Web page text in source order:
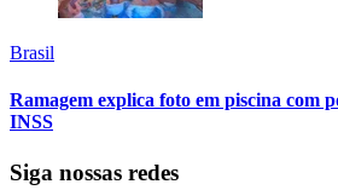
Brasil
Ramagem explica foto em piscina com
INSS
Siga nossas redes